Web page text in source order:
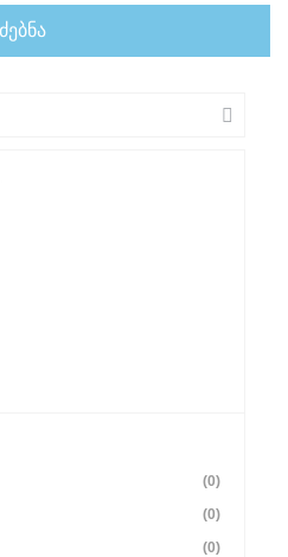
(0)
(0)
(0)